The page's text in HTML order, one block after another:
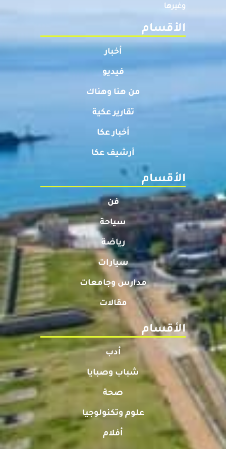
وغيرها
الأقسام
أخبار
فيديو
من هنا وهناك
تقارير عكية
أخبار عكا
أرشيف عكا
الأقسام
فن
سياحة
رياضة
سيارات
مدارس وجامعات
مقالات
الأقسام
أدب
شباب وصبايا
صحة
علوم وتكنولوجيا
أفلام